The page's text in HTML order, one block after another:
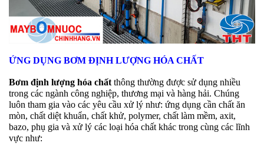
ỨNG DỤNG BƠM ĐỊNH LƯỢNG HÓA CHẤT
Bơm định lượng hóa chất thông thường được sử dụng nhiều
trong các ngành công nghiệp, thương mại và hàng hải. Chúng
luôn tham gia vào các yêu cầu xử lý như: ứng dụng cần chất ăn
mòn, chất diệt khuẩn, chất khử, polymer, chất làm mềm, axit,
bazo, phụ gia và xử lý các loại hóa chất khác trong cùng các lĩnh
vực như: